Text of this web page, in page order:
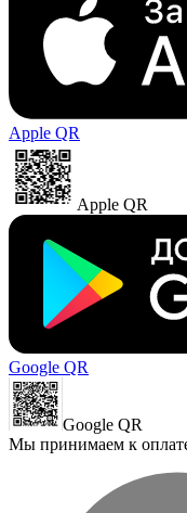
Apple QR
Apple QR
Google QR
Google QR
Мы принимаем к